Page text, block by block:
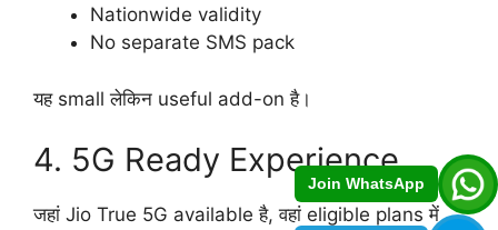
Join WhatsApp
Nationwide validity
No separate SMS pack
यह small लेकिन useful add-on है।
4. 5G Ready Experience
जहां Jio True 5G available है, वहां eligible plans में